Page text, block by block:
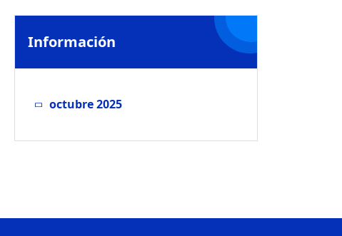
Información
octubre 2025